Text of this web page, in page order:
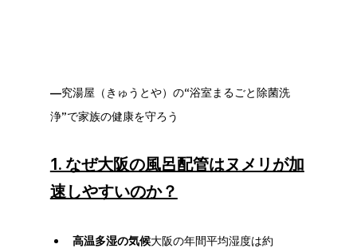
―究湯屋（きゅうとや）の“浴室まるごと除菌洗
浄”で家族の健康を守ろう
1. なぜ大阪の風呂配管はヌメリが加
速しやすいのか？
高温多湿の気候大阪の年間平均湿度は約